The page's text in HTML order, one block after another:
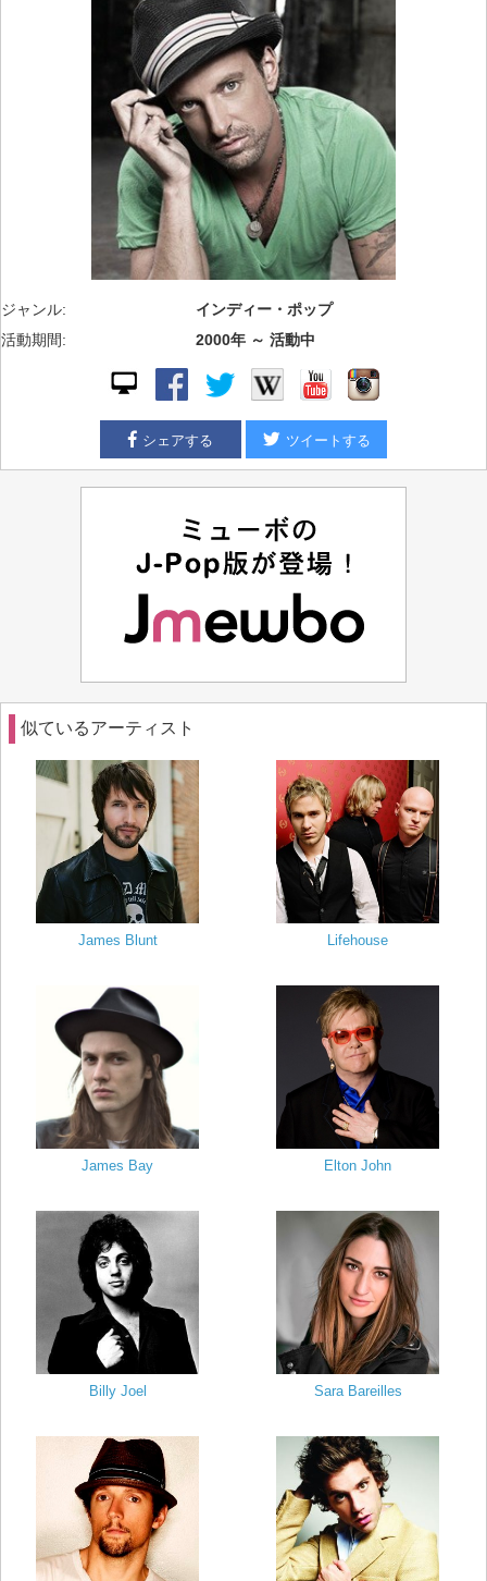
ジャンル:
インディー・ポップ
活動期間:
2000年 ～ 活動中
シェアする ツイートする
似ているアーティスト
James Blunt Lifehouse
James Bay Elton John
Billy Joel Sara Bareilles